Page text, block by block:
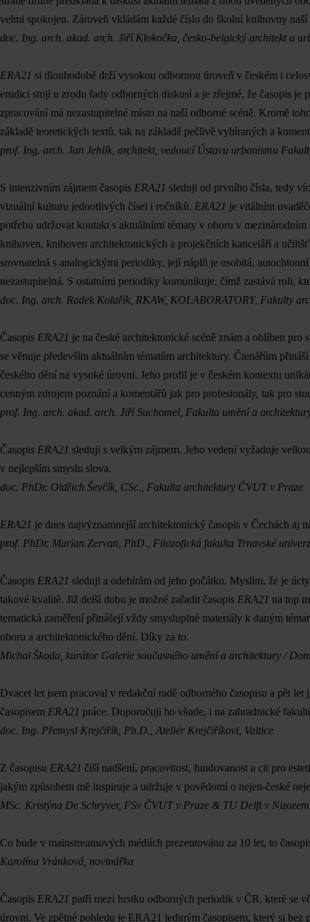
velmi spokojen. Zároveň vkládám každé číslo do školní knihovny
doc. Ing. arch. akad. arch. Jiří Klokočka, česko-belgický architekt a
ERA21 si dlouhodobě drží vysokou odbornou úroveň v českém i
erudici stojí u zrodu řady odborných diskusí a je zřejmé, že časopis
zpracování má nezastupitelné místo na naší odborné scéně. Kromě
základě teoretických textů, tak na základě pečlivě vybíraných a
prof. Ing. arch. Jan Jehlík, architekt, vedoucí Ústavu urbanismu
S intenzivním zájmem časopis ERA21 sleduji od prvního čísla, tedy
vizuální kulturu jednotlivých čísel i ročníků. ERA21 je vitálním
potřebu udržovat kontakt s aktuálními tématy v oboru v
knihoven, knihoven architektonických a projekčních kanceláří a
srovnatelná s analogickými periodiky, její náplň je osobitá,
nezastupitelná. S ostatními periodiky komunikuje, čímž zastává roli,
doc. Ing. arch. Radek Kolařík, RKAW, KOLABORATORY, Fakulty
Časopis ERA21 je na české architektonické scéně znám a oblíben
se věnuje především aktuálním tématům architektury. Čtenářům
českého dění na vysoké úrovni. Jeho profil je v českém kontextu
cenným zdrojem poznání a komentářů jak pro profesionály, tak pro
prof. Ing. arch. akad. arch. Jiří Suchomel, Fakulta umění a
Časopis ERA21 sleduji s velkým zájmem. Jeho vedení vyžaduje
v nejlepším smyslu slova.
doc. PhDr. Oldřich Ševčík, CSc., Fakulta architektury ČVUT v Praze
ERA21 je dnes najvýznamnejší architektonický časopis v Čechách aj
prof. PhDr. Marian Zervan, PhD., Filozofická fakulta Trnavské
Časopis ERA21 sleduji a odebírám od jeho počátku. Myslím, že je
takové kvalitě. Již delší dobu je možné zařadit časopis ERA21 na top
tematická zaměření přinášejí vždy smysluplné materiály k daným
oboru a architektonického dění. Díky za to.
Michal Škoda, kurátor Galerie současného umění a architektury /
Dvacet let jsem pracoval v redakční radě odborného časopisu a pět
časopisem ERA21 práce. Doporučuji ho všude, i na zahradnické
doc. Ing. Přemysl Krejčiřík, Ph.D., Ateliér Krejčiříkovi, Valtice
Z časopisu ERA21 čiší nadšení, pracovitost, fundovanost a cit pro
jakým způsobem mě inspiruje a udržuje v povědomí o nejen-české
MSc. Kristýna De Schryver, FSv ČVUT v Praze & TU Delft v
Co bude v mainstreamových médiích prezentováno za 10 let, to
Karolína Vránková, novinářka
Časopis ERA21 patří mezi hrstku odborných periodik v ČR, které se
úrovni. Ve zpětné pohledu je ERA21 jediným časopisem, který si